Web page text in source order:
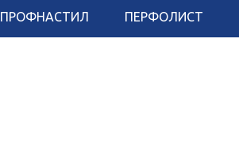
ПРОФНАСТИЛ ПЕРФОЛИСТ